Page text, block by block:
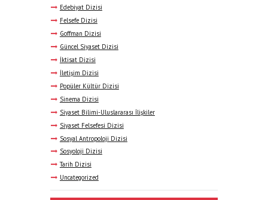
Edebiyat Dizisi
Felsefe Dizisi
Goffman Dizisi
Güncel Siyaset Dizisi
İktisat Dizisi
İletişim Dizisi
Popüler Kültür Dizisi
Sinema Dizisi
Siyaset Bilimi-Uluslararası İlişkiler
Siyaset Felsefesi Dizisi
Sosyal Antropoloji Dizisi
Sosyoloji Dizisi
Tarih Dizisi
Uncategorized